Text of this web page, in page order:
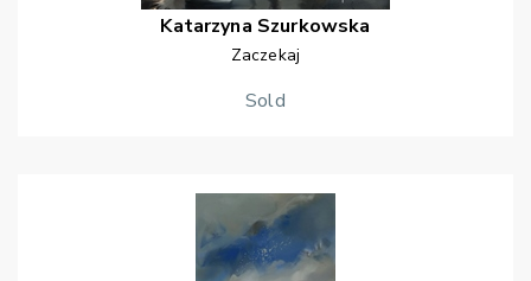
Katarzyna Szurkowska
Zaczekaj
Sold